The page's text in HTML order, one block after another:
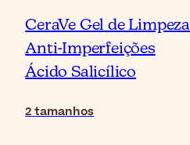
CeraVe Gel de Limpeza
Anti-Imperfeições
Ácido Salicílico
2tamanhos